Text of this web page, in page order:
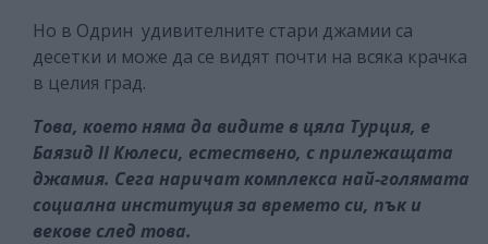
Но в Одрин удивителните стари джамии са
десетки и може да се видят почти на всяка крачка
в целия град.
Това, което няма да видите в цяла Турция, е
Баязид II Кюлеси, естествено, с прилежащата
джамия. Сега наричат комплекса най-голямата
социална институция за времето си, пък и
векове след това.